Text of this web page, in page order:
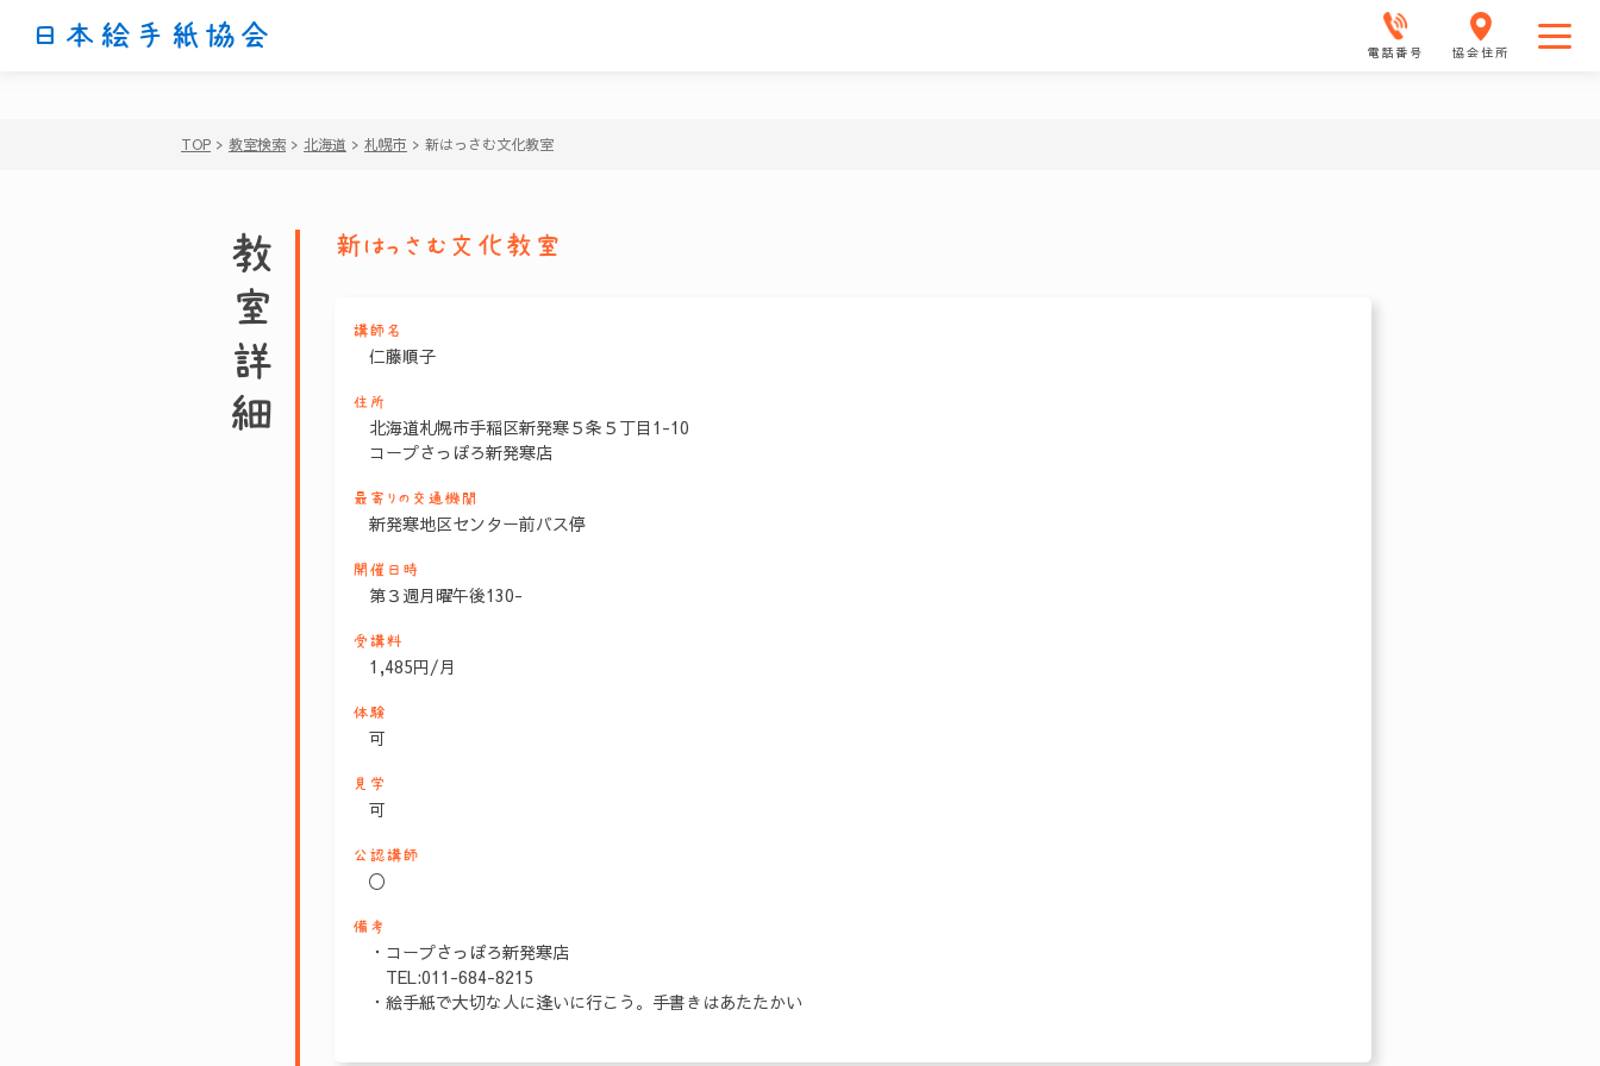
日本絵手紙協会 電話番号 協会住所
TOP > 教室検索 > 北海道 > 札幌市 > 新はっさむ文化教室
教室詳細 新はっさむ文化教室
講師名
仁藤順子
住所
北海道札幌市手稲区新発寒５条５丁目1-10
コープさっぽろ新発寒店
最寄りの交通機関
新発寒地区センター前バス停
開催日時
第３週月曜午後130-
受講料
1,485円/月
体験
可
見学
可
公認講師
〇
備考
・コープさっぽろ新発寒店
TEL:011-684-8215
・絵手紙で大切な人に逢いに行こう。手書きはあたたかい